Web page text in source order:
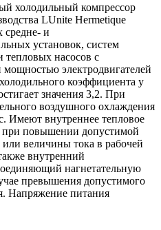
холодильный компрессор
LUnite Hermetique
средне- и
установок, систем
тепловых насосов с
мощностью электродвигателей
коэффициента у
значения 3,2. При
воздушного охлаждения
Имеют внутреннее тепловое
при повышении допустимой
величины тока в рабочей
внутренний
нагнетательную
превышения допустимого
Напряжение питания